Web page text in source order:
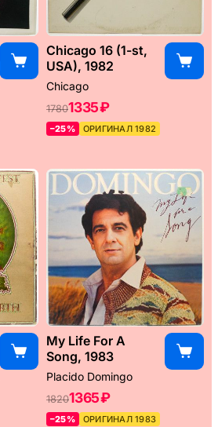
Chicago 16 (1-st,
USA), 1982
Chicago
17801335 ₽
–25% ОРИГИНАЛ 1982
My Life For A
Song, 1983
Placido Domingo
18201365 ₽
–25% ОРИГИНАЛ 1983